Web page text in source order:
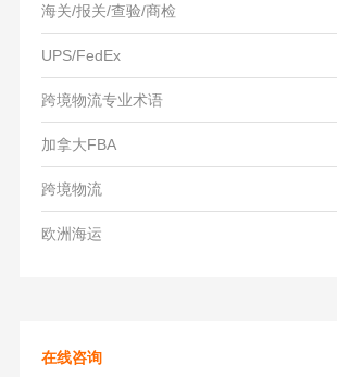
海关/报关/查验/商检
UPS/FedEx
跨境物流专业术语
加拿大FBA
跨境物流
欧洲海运
在线咨询